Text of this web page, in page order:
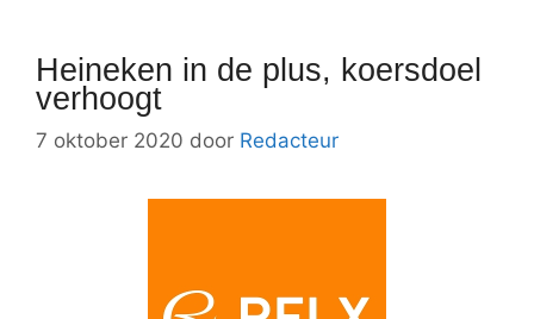
Heineken in de plus, koersdoel
verhoogt
7 oktober 2020 door Redacteur